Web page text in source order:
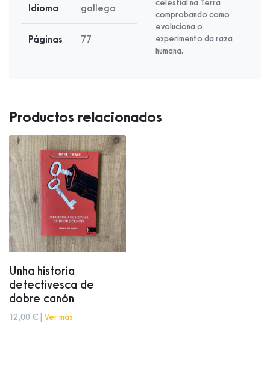
Idioma gallego
Páginas 77
celestial na Terra
comprobando como
evoluciona o
experimento da raza
humana.
Productos relacionados
Unha historia
detectivesca de
dobre canón
12,00 € | Ver más